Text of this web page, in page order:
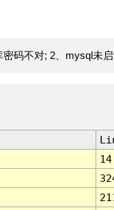
码不对; 2、mysql未启
14